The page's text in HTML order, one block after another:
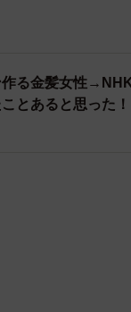
出ていますが、
」ためにちょう
実際にできる工
る金髪女性
とあると思った！